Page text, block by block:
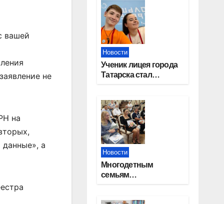
вашей
не
на
данные», а
отрасли
Новости
Ученик лицея города
Татарска стал
Новости
Многодетным
семьям